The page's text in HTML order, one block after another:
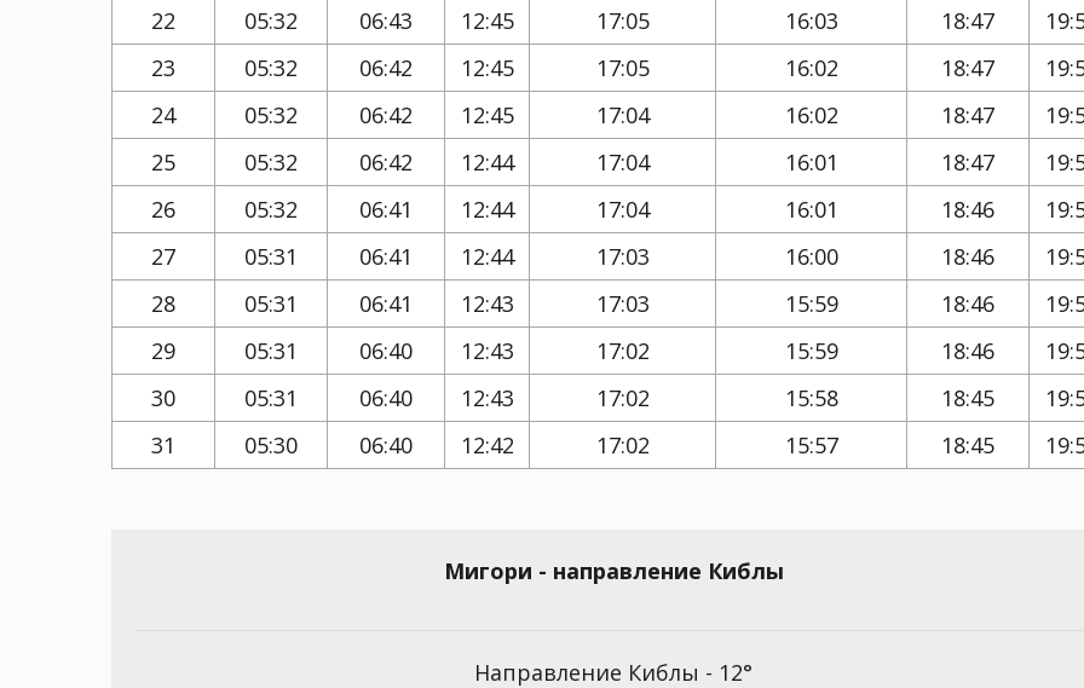
22
05:32 06:43 12:45 17:05 16:03 18:47
23
05:32 06:42 12:45 17:05 16:02 18:47
24
05:32 06:42 12:45 17:04 16:02 18:47
25
05:32 06:42 12:44 17:04 16:01 18:47
26
05:32 06:41 12:44 17:04 16:01 18:46
27
05:31 06:41 12:44 17:03 16:00 18:46
28
05:31 06:41 12:43 17:03 15:59 18:46
29
05:31 06:40 12:43 17:02 15:59 18:46
30
05:31 06:40 12:43 17:02 15:58 18:45
31
05:30 06:40 12:42 17:02 15:57 18:45
Мигори - направление Киблы
Направление Киблы - 12°